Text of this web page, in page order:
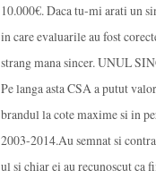
10.000€. Daca tu-mi arati un
in care evaluarile au fost
strang mana sincer. UNUL
Pe langa asta CSA a putut
brandul la cote maxime si in
2003-2014.Au semnat si
ul si chiar ei au recunoscut ca